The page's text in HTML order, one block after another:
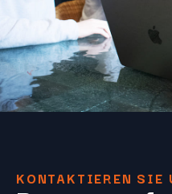
KONTAKTIEREN SIE